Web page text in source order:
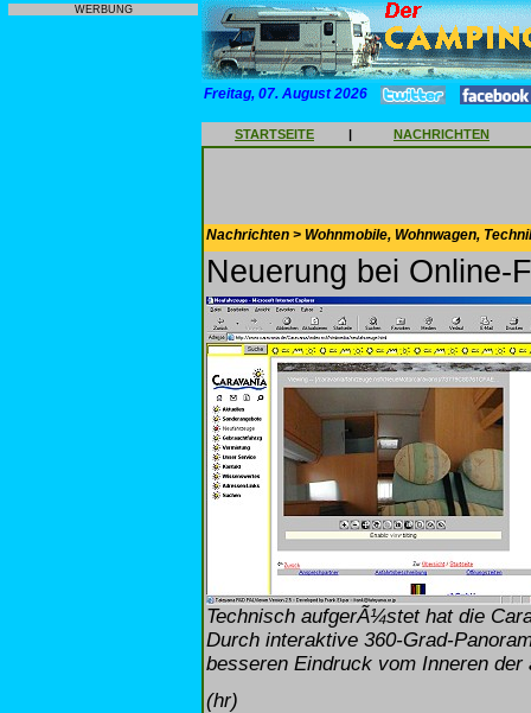
WERBUNG
Freitag, 07. August 2026
STARTSEITE | NACHRICHTEN
Nachrichten > Wohnmobile, Wohnwagen,
Neuerung bei Online-
Technisch aufgerÃ¼stet hat die
Durch interaktive 360-Grad-
besseren Eindruck vom Inneren
(hr)